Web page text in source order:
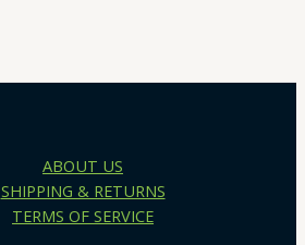
ABOUT US
SHIPPING & RETURNS
TERMS OF SERVICE